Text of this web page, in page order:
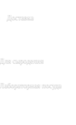
Доставка
Для сыроделия
Лабораторная посуда